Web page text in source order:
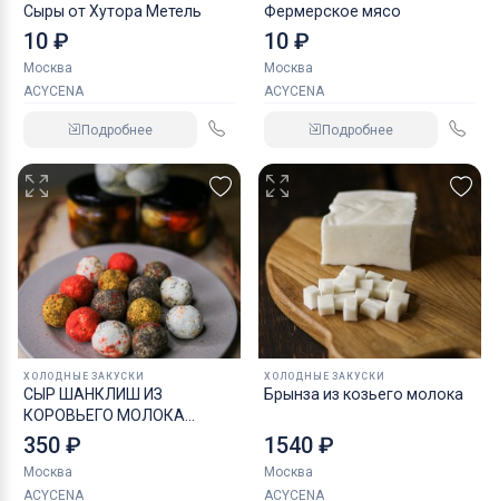
Сыры от Хутора Метель
10 ₽
Москва
ACYCENA
Подробнее
Фермерское мясо
10 ₽
Москва
ACYCENA
Подробнее
ХОЛОДНЫЕ ЗАКУСКИ
СЫР ШАНКЛИШ ИЗ
КОРОВЬЕГО МОЛОКА
АССОРТИ
350 ₽
Москва
ACYCENA
ХОЛОДНЫЕ ЗАКУСКИ
Брынза из козьего молока
1540 ₽
Москва
ACYCENA